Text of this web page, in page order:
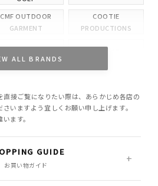
CMF OUTDOOR
GARMENT
COOTIE
PRODUCTIONS
Little Yarmouth
M&M CUSTOM
MINE OWN
POLIQUANT
PORKCHOP GARAGE
ALL BRANDS
接ご覧になりたい際は、あらかじめ各店の
いますよう宜しくお願い申し上げます。
ます。
GUIDE
お買い物ガイド